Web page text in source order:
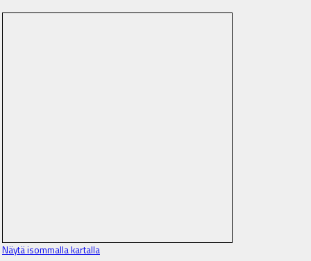
Näytä isommalla kartalla